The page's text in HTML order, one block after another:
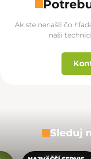
Ak ste nenašli čo
naši
Sleduj